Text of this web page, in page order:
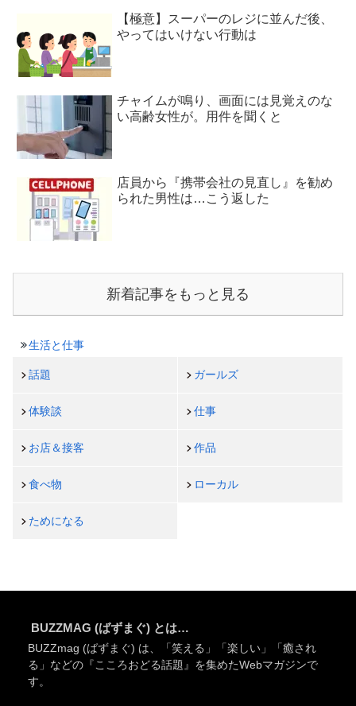
【極意】スーパーのレジに並んだ後、
やってはいけない行動は
チャイムが鳴り、画面には見覚えのな
い高齢女性が。用件を聞くと
店員から『携帯会社の見直し』を勧め
られた男性は…こう返した
新着記事をもっと見る
生活と仕事
話題 ガールズ
体験談 仕事
お店＆接客 作品
食べ物 ローカル
ためになる
BUZZMAG (ばずまぐ) とは…
BUZZmag (ばずまぐ) は、「笑える」「楽しい」「癒され
る」などの『こころおどる話題』を集めたWebマガジンで
す。